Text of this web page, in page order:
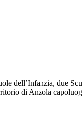
dell’Infanzia, due
di Anzola